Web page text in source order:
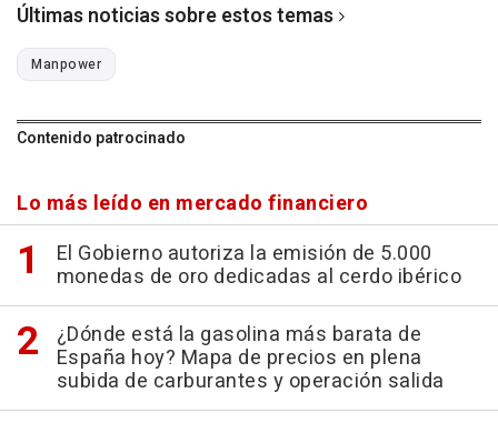
Últimas noticias sobre estos temas
Manpower
Contenido patrocinado
Lo más leído en mercado financiero
El Gobierno autoriza la emisión de 5.000
monedas de oro dedicadas al cerdo ibérico
¿Dónde está la gasolina más barata de
España hoy? Mapa de precios en plena
subida de carburantes y operación salida